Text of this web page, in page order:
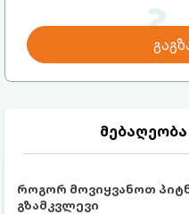
როგორ მოვიყვანოთ
გზამკვლევი